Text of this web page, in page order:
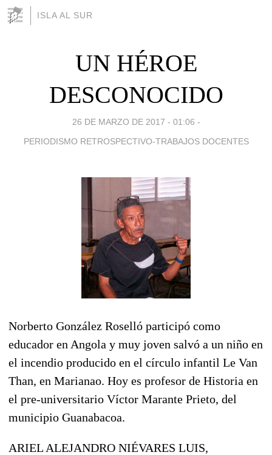
ISLA AL SUR
UN HÉROE
DESCONOCIDO
26 DE MARZO DE 2017 - 01:06 -
PERIODISMO RETROSPECTIVO-TRABAJOS DOCENTES
Norberto González Roselló participó como
educador en Angola y muy joven salvó a un niño en
el incendio producido en el círculo infantil Le Van
Than, en Marianao. Hoy es profesor de Historia en
el pre-universitario Víctor Marante Prieto, del
municipio Guanabacoa.
ARIEL ALEJANDRO NIÉVARES LUIS,